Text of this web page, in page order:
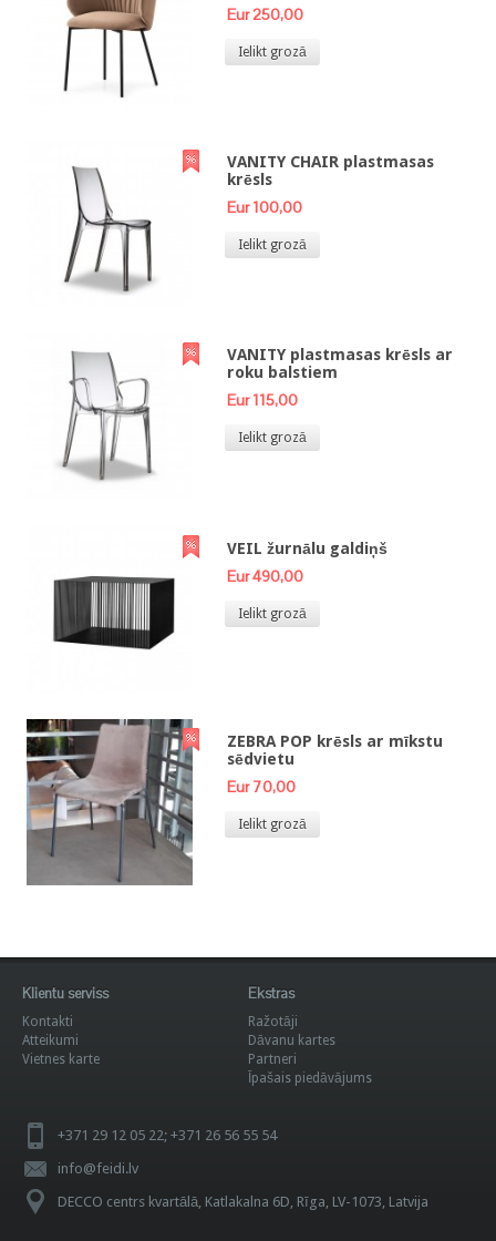
Eur 250,00
Ielikt grozā
VANITY CHAIR plastmasas
krēsls
Eur 100,00
Ielikt grozā
VANITY plastmasas krēsls ar
roku balstiem
Eur 115,00
Ielikt grozā
VEIL žurnālu galdiņš
Eur 490,00
Ielikt grozā
ZEBRA POP krēsls ar mīkstu
sēdvietu
Eur 70,00
Ielikt grozā
Klientu serviss
Kontakti
Atteikumi
Vietnes karte
Ekstras
Ražotāji
Dāvanu kartes
Partneri
Īpašais piedāvājums
+371 29 12 05 22; +371 26 56 55 54
info@feidi.lv
DECCO centrs kvartālā, Katlakalna 6D, Rīga, LV-1073, Latvija